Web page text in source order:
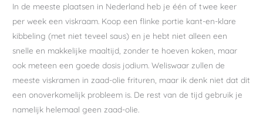
In de meeste plaatsen in Nederland heb je één of twee keer
per week een viskraam. Koop een flinke portie kant-en-klare
kibbeling (met niet teveel saus) en je hebt niet alleen een
snelle en makkelijke maaltijd, zonder te hoeven koken, maar
ook meteen een goede dosis jodium. Weliswaar zullen de
meeste viskramen in zaad-olie frituren, maar ik denk niet dat dit
een onoverkomelijk probleem is. De rest van de tijd gebruik je
namelijk helemaal geen zaad-olie.